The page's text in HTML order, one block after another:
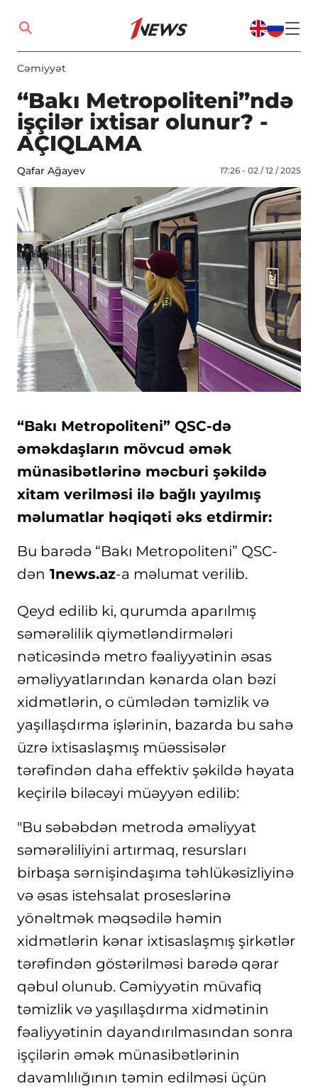
Cəmiyyət
“Bakı Metropoliteni”ndə
işçilər ixtisar olunur? -
AÇIQLAMA
Qafar Ağayev 17:26 - 02 / 12 / 2025
“Bakı Metropoliteni” QSC-də
əməkdaşların mövcud əmək
münasibətlərinə məcburi şəkildə
xitam verilməsi ilə bağlı yayılmış
məlumatlar həqiqəti əks etdirmir:
Bu barədə “Bakı Metropoliteni” QSC-
dən 1news.az-a məlumat verilib.
Qeyd edilib ki, qurumda aparılmış
səmərəlilik qiymətləndirmələri
nəticəsində metro fəaliyyətinin əsas
əməliyyatlarından kənarda olan bəzi
xidmətlərin, o cümlədən təmizlik və
yaşıllaşdırma işlərinin, bazarda bu sahə
üzrə ixtisaslaşmış müəssisələr
tərəfindən daha effektiv şəkildə həyata
keçirilə biləcəyi müəyyən edilib:
"Bu səbəbdən metroda əməliyyat
səmərəliliyini artırmaq, resursları
birbaşa sərnişindaşıma təhlükəsizliyinə
və əsas istehsalat proseslərinə
yönəltmək məqsədilə həmin
xidmətlərin kənar ixtisaslaşmış şirkətlər
tərəfindən göstərilməsi barədə qərar
qəbul olunub. Cəmiyyətin müvafiq
təmizlik və yaşıllaşdırma xidmətinin
fəaliyyətinin dayandırılmasından sonra
işçilərin əmək münasibətlərinin
davamlılığının təmin edilməsi üçün